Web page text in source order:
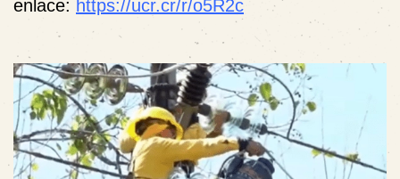
enlace: https://ucr.cr/r/o5R2c